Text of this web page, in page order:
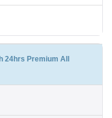
24hrs Premium All